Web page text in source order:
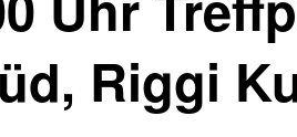
Riggi